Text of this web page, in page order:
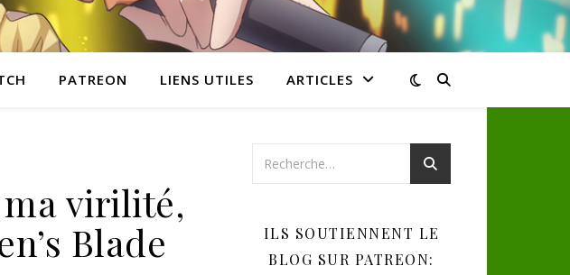
PATREON LIENS UTILES ARTICLES
virilité,
Blade
ILS SOUTIENNENT LE
BLOG SUR PATREON: